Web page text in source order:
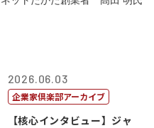
2026.06.03
企業家倶楽部アーカイブ
【核心インタビュー】ジャ